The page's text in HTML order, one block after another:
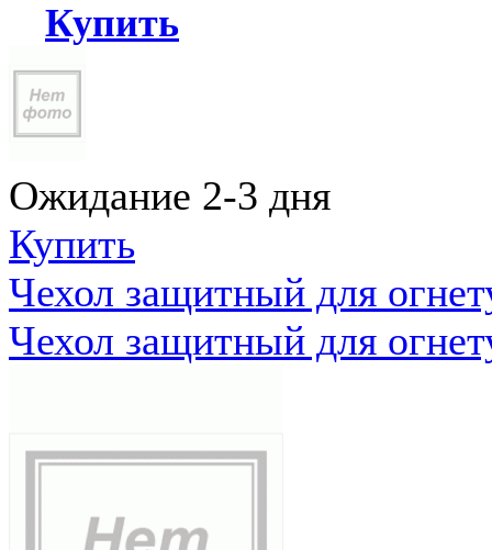
Купить
Ожидание 2-3 дня
Купить
Чехол защитный для
Чехол защитный для